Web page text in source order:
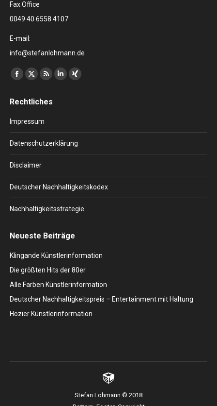
Fax Office
0049 40 6558 4107
E-mail:
info@stefanlohmann.de
Finden Sie uns auf:
Facebook
opens
window
X
opens
window
RSS
opens
window
Linkedin
window
XING
window
Rechtliches
Impressum
Datenschutzerklärung
Disclaimer
Deutscher Nachhaltigkeitskodex
Nachhaltigkeitsstrategie
Neueste Beiträge
Klingande Künstlerinformation
Die größten Hits der 80er
Alle Farben Künstlerinformation
Deutscher Nachhaltigkeitspreis – Entertainment mit Haltung
Hozier Künstlerinformation
Stefan Lohmann © 2018